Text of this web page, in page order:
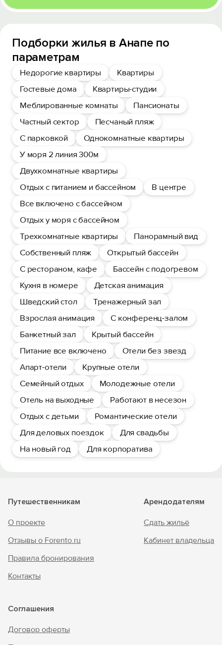
Подборки жилья в Анапе по
параметрам
Недорогие квартиры
Квартиры
Гостевые дома
Квартиры-студии
Меблированные комнаты
Пансионаты
Частный сектор
Песчаный пляж
С парковкой
Однокомнатные квартиры
У моря 2 линия 300м
Двухкомнатные квартиры
Отдых с питанием и бассейном
В центре
Все включено с бассейном
Отдых у моря с бассейном
Трехкомнатные квартиры
Панорамный вид
Собственный пляж
Открытый бассейн
С рестораном, кафе
Бассейн с подогревом
Кухня в номере
Детская анимация
Шведский стол
Тренажерный зал
Взрослая анимация
С конференц-залом
Банкетный зал
Крытый бассейн
Питание все включено
Отели без звезд
Апарт-отели
Крупные отели
Семейный отдых
Молодежные отели
Отель на выходные
Работают в несезон
Отдых с детьми
Романтические отели
Для деловых поездок
Для свадьбы
На новый год
Для корпоратива
Путешественникам
О проекте
Отзывы о Forento.ru
Правила бронирования
Контакты
Арендодателям
Сдать жильё
Кабинет владельца
Соглашения
Договор оферты